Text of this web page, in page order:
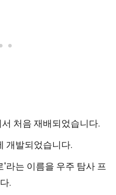
처음 재배되었습니다.
개발되었습니다.
라는 이름을 우주 탐사 프
.